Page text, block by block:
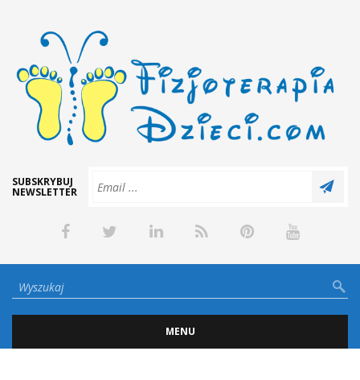
SUBSKRYBUJ
NEWSLETTER
MENU